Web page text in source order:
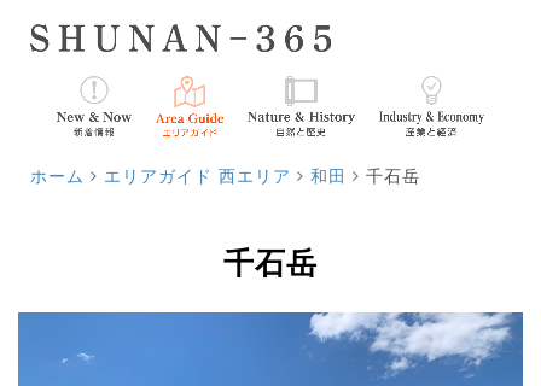
ホーム エリアガイド 西エリア 和田 千石岳
千石岳